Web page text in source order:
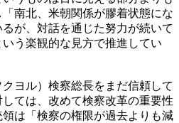
南北、米朝関係が膠着状態にな
が、対話を通じた努力が続いて
う楽観的な見方で推進してい
ヨル）検察総長をまだ信頼して
ては、改めて検察改革の重要性
は「検察の権限が過去よりも減